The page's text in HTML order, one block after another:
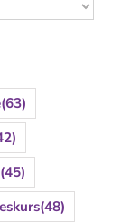
(63)
(45)
(48)